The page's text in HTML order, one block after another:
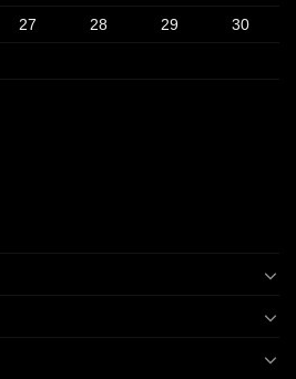
27 28 29 30